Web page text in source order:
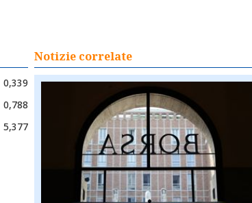
0,339
0,788
5,377
Notizie correlate